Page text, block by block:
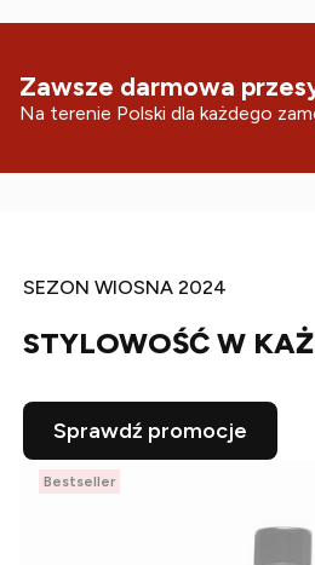
Zawsze darmowa
Na terenie Polski dla każdego
SEZON WIOSNA 2024
STYLOWOŚĆ W
Sprawdź promocje
Bestseller